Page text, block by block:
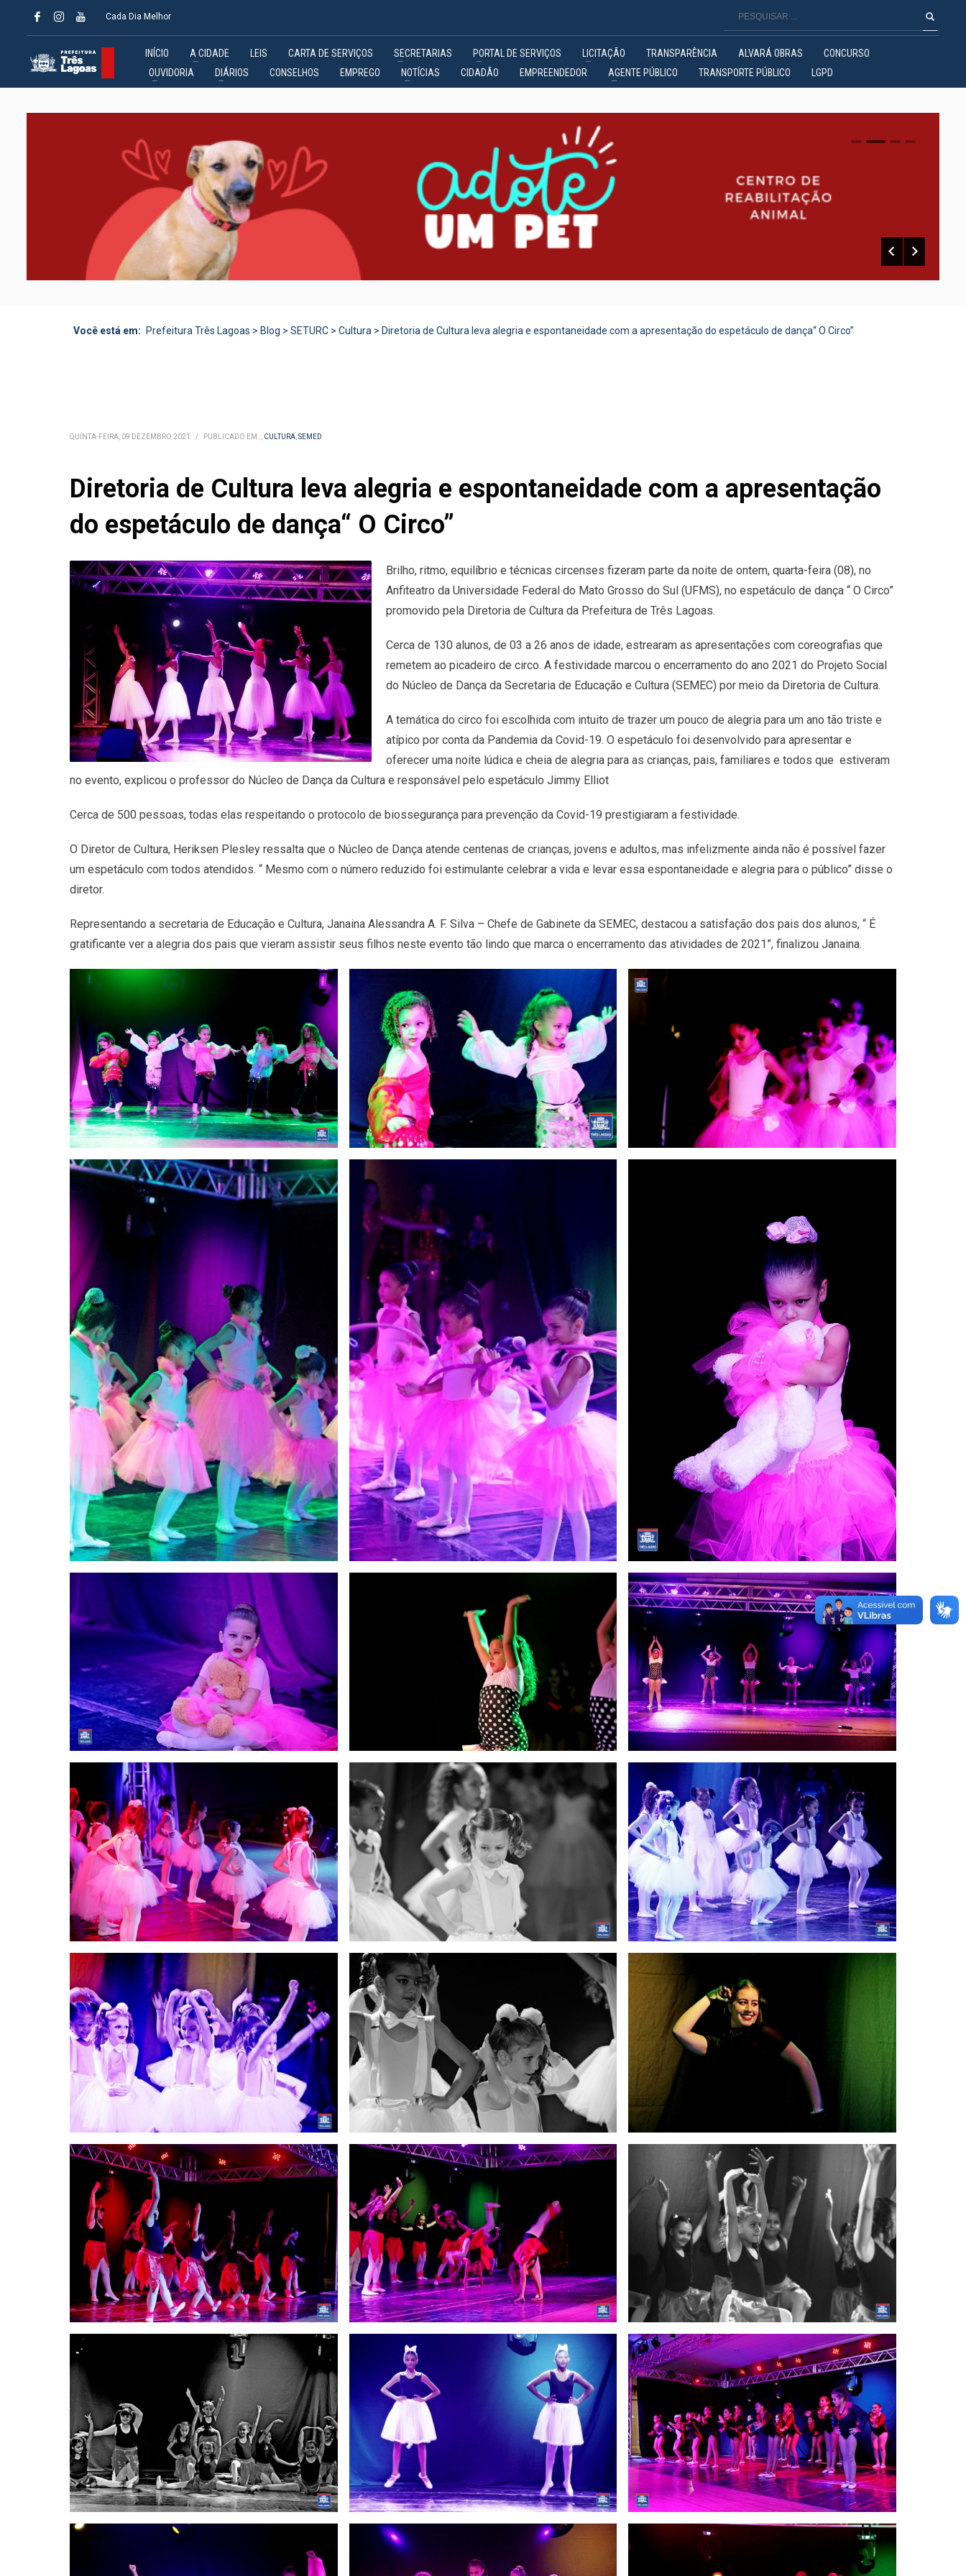
Cada Dia Melhor
INÍCIO A CIDADE LEIS CARTA DE SERVIÇOS SECRETARIAS PORTAL DE SERVIÇOS LICITAÇÃO TRANSPARÊNCIA ALVARÁ OBRAS
CONCURSO
OUVIDORIA
DIÁRIOS CONSELHOS EMPREGO NOTÍCIAS CIDADÃO EMPREENDEDOR AGENTE PÚBLICO TRANSPORTE PÚBLICO LGPD
0 1 2
Você está em: Prefeitura Três Lagoas > Blog > SETURC > Cultura > Diretoria de Cultura leva alegria e espontaneidade com a apresentação do espetáculo de dança“ O Circo”
QUINTA-FEIRA, 09 DEZEMBRO 2021 / PUBLICADO EM ., CULTURA,SEMED
Diretoria de Cultura leva alegria e espontaneidade com a apresentação
do espetáculo de dança“ O Circo”
Brilho, ritmo, equilíbrio e técnicas circenses fizeram parte da noite de ontem, quarta-feira (08), no
Anfiteatro da Universidade Federal do Mato Grosso do Sul (UFMS), no espetáculo de dança “ O Circo”
promovido pela Diretoria de Cultura da Prefeitura de Três Lagoas.
Cerca de 130 alunos, de 03 a 26 anos de idade, estrearam as apresentações com coreografias que
remetem ao picadeiro de circo. A festividade marcou o encerramento do ano 2021 do Projeto Social
do Núcleo de Dança da Secretaria de Educação e Cultura (SEMEC) por meio da Diretoria de Cultura.
A temática do circo foi escolhida com intuito de trazer um pouco de alegria para um ano tão triste e
atípico por conta da Pandemia da Covid-19. O espetáculo foi desenvolvido para apresentar e
oferecer uma noite lúdica e cheia de alegria para as crianças, pais, familiares e todos que estiveram
no evento, explicou o professor do Núcleo de Dança da Cultura e responsável pelo espetáculo Jimmy Elliot
Cerca de 500 pessoas, todas elas respeitando o protocolo de biossegurança para prevenção da Covid-19 prestigiaram a festividade.
O Diretor de Cultura, Heriksen Plesley ressalta que o Núcleo de Dança atende centenas de crianças, jovens e adultos, mas infelizmente ainda não é possível fazer
um espetáculo com todos atendidos. “ Mesmo com o número reduzido foi estimulante celebrar a vida e levar essa espontaneidade e alegria para o público” disse o
diretor.
Representando a secretaria de Educação e Cultura, Janaina Alessandra A. F. Silva – Chefe de Gabinete da SEMEC, destacou a satisfação dos pais dos alunos, “ É
gratificante ver a alegria dos pais que vieram assistir seus filhos neste evento tão lindo que marca o encerramento das atividades de 2021”, finalizou Janaina.